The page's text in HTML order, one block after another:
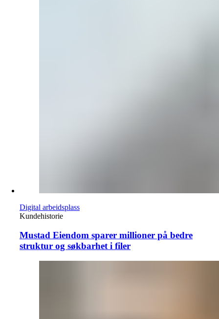
Digital arbeidsplass
Kundehistorie
Mustad Eiendom sparer millioner på bedre
struktur og søkbarhet i filer